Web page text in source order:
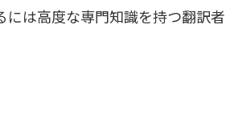
は高度な専門知識を持つ翻訳